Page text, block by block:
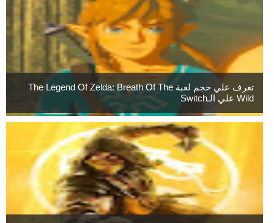
تعرف علي حجم لعبة The Legend Of Zelda: Breath Of The
Wild علي الـSwitch